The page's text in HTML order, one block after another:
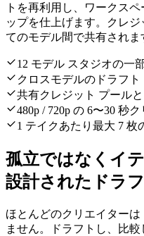
トを再利用し、ワークス
ップを仕上げます。クレ
てのモデル間で共有されま
12 モデル スタジオの一
クロスモデルのドラフト
共有クレジット プール
480p / 720p の 6〜30 秒
1 テイクあたり最大 7 枚
孤立ではなくイ
設計されたドラ
ほとんどのクリエイター
ません。ドラフトし、比